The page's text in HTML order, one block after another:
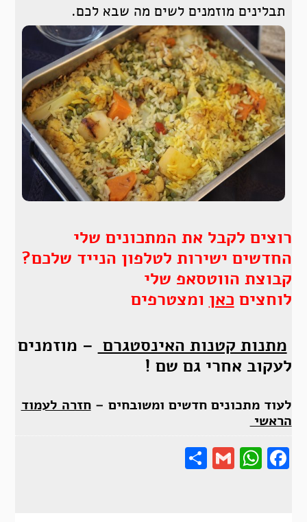
תבלינים מוזמנים לשים מה שבא לכם.
רוצים לקבל את המתכונים שלי
החדשים ישירות לטלפון הנייד שלכם?
קבוצת הווטסאפ שלי
לוחצים כאן ומצטרפים
מתנות קטנות האינסטגרם – מוזמנים
לעקוב אחרי גם שם !
לעוד מתכונים חדשים ומשובחים –חזרה לעמוד
הראשי
Gmail
Share